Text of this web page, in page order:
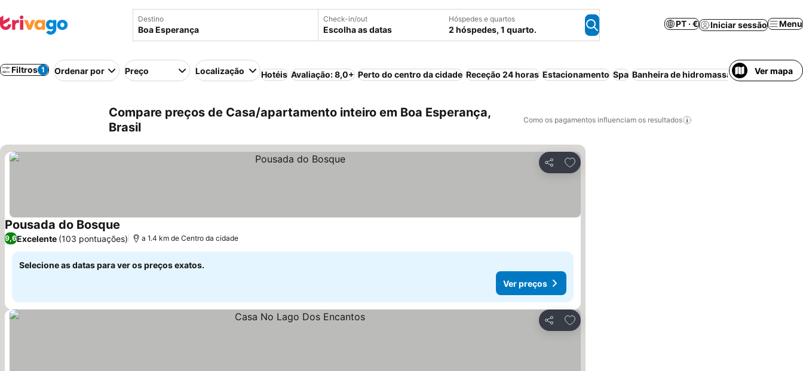
Destino Check-in/out
Escolha as datas
Hóspedes e quartos
2 hóspedes, 1 quarto.
PT · € Iniciar sessão Menu
Filtros 1 Ordenar por Preço Localização Hotéis Avaliação: 8,0+ Perto do centro da cidade Receção 24 horas Estacionamento Spa Banheira de hidromassagem Sem
Ver mapa
Compare preços de Casa/apartamento inteiro em Boa Esperança,
Brasil
Como os pagamentos influenciam os resultados
Partilhar
Adicionar aos favoritos
Pousada do Bosque Ver preços
9,6Excelente (103 pontuações) a 1.4 km de Centro da cidade
Selecione as datas para ver os preços exatos.
Ver preços
Partilhar
Adicionar aos favoritos